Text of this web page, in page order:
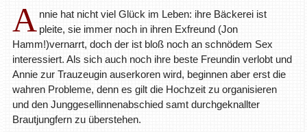
A nnie hat nicht viel Glück im Leben: ihre Bäckerei ist
pleite, sie immer noch in ihren Exfreund (Jon
Hamm!)vernarrt, doch der ist bloß noch an schnödem Sex
interessiert. Als sich auch noch ihre beste Freundin verlobt und
Annie zur Trauzeugin auserkoren wird, beginnen aber erst die
wahren Probleme, denn es gilt die Hochzeit zu organisieren
und den Junggesellinnenabschied samt durchgeknallter
Brautjungfern zu überstehen.